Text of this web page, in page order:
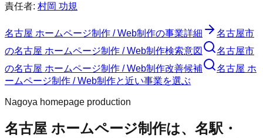
責任者: 村岡 功規
名古屋 ホームページ制作 / Web制作の事業詳細
名古屋市
の名古屋 ホームページ制作 / Web制作検索意図
名古屋市
の名古屋 ホームページ制作 / Web制作改善候補
名古屋 ホ
ームページ制作 / Web制作と近い事業を選ぶ
Nagoya homepage production
名古屋 ホームページ制作は、名駅・